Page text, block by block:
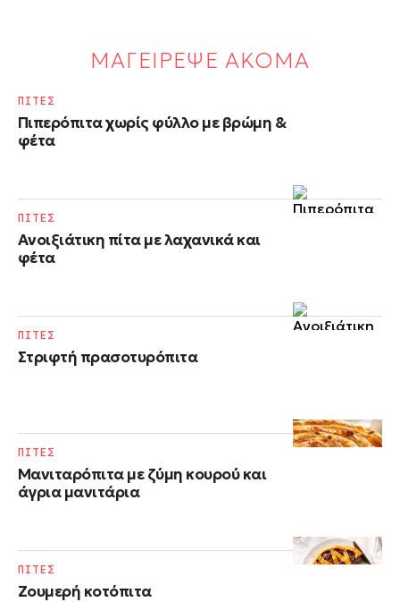
ΜΑΓΕΙΡΕΨΕ ΑΚΟΜΑ
Πιπερόπιτα χωρίς φύλλο με βρώμη &
φέτα
ΠΙΤΕΣ
Ανοιξιάτικη πίτα με λαχανικά και
φέτα
ΠΙΤΕΣ
Στριφτή πρασοτυρόπιτα
ΠΙΤΕΣ
Μανιταρόπιτα με ζύμη κουρού και
άγρια μανιτάρια
ΠΙΤΕΣ
Ζουμερή κοτόπιτα
ΠΙΤΕΣ